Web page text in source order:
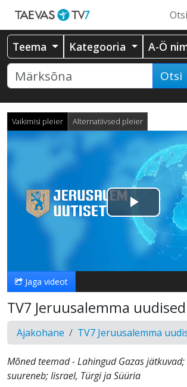
Teema Kategooria A-Ö
Otsi
Vaikimisi pleier Alternatiivsed pleier
Esita
video
Jaga videot
TV7 Jeruusalemma
Ajakohane TV7 Jeruusalemma
Mõned teemad - Lahingud Gazas
suureneb; Iisrael, Türgi ja Süüria